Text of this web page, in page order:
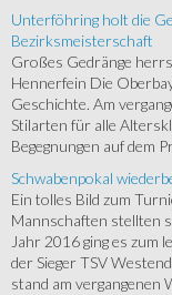
Unterföhring holt die
Bezirksmeisterschaft
Großes Gedränge
Hennerfein Die
Geschichte. Am
Stilarten für alle
Begegnungen auf dem
Schwabenpokal
Ein tolles Bild zum
Mannschaften stellten
Jahr 2016 ging es zum
der Sieger TSV
stand am vergangenen